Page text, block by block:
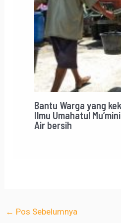
Bantu Warga yang
Ilmu Umahatul
Air bersih
← Pos Sebelumnya